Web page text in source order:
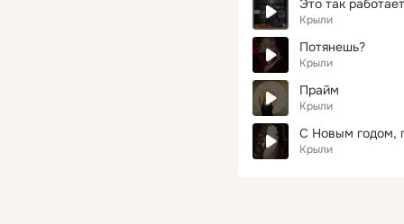
Это так работает
Крыли
Потянешь?
Крыли
Прайм
Крыли
С Новым годом,
Крыли